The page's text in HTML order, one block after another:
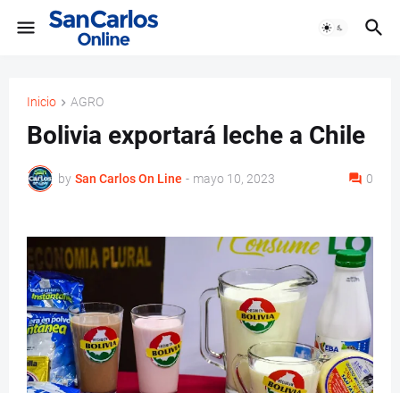
Inicio AGRO
Bolivia exportará leche a Chile
by San Carlos On Line - mayo 10, 2023 0